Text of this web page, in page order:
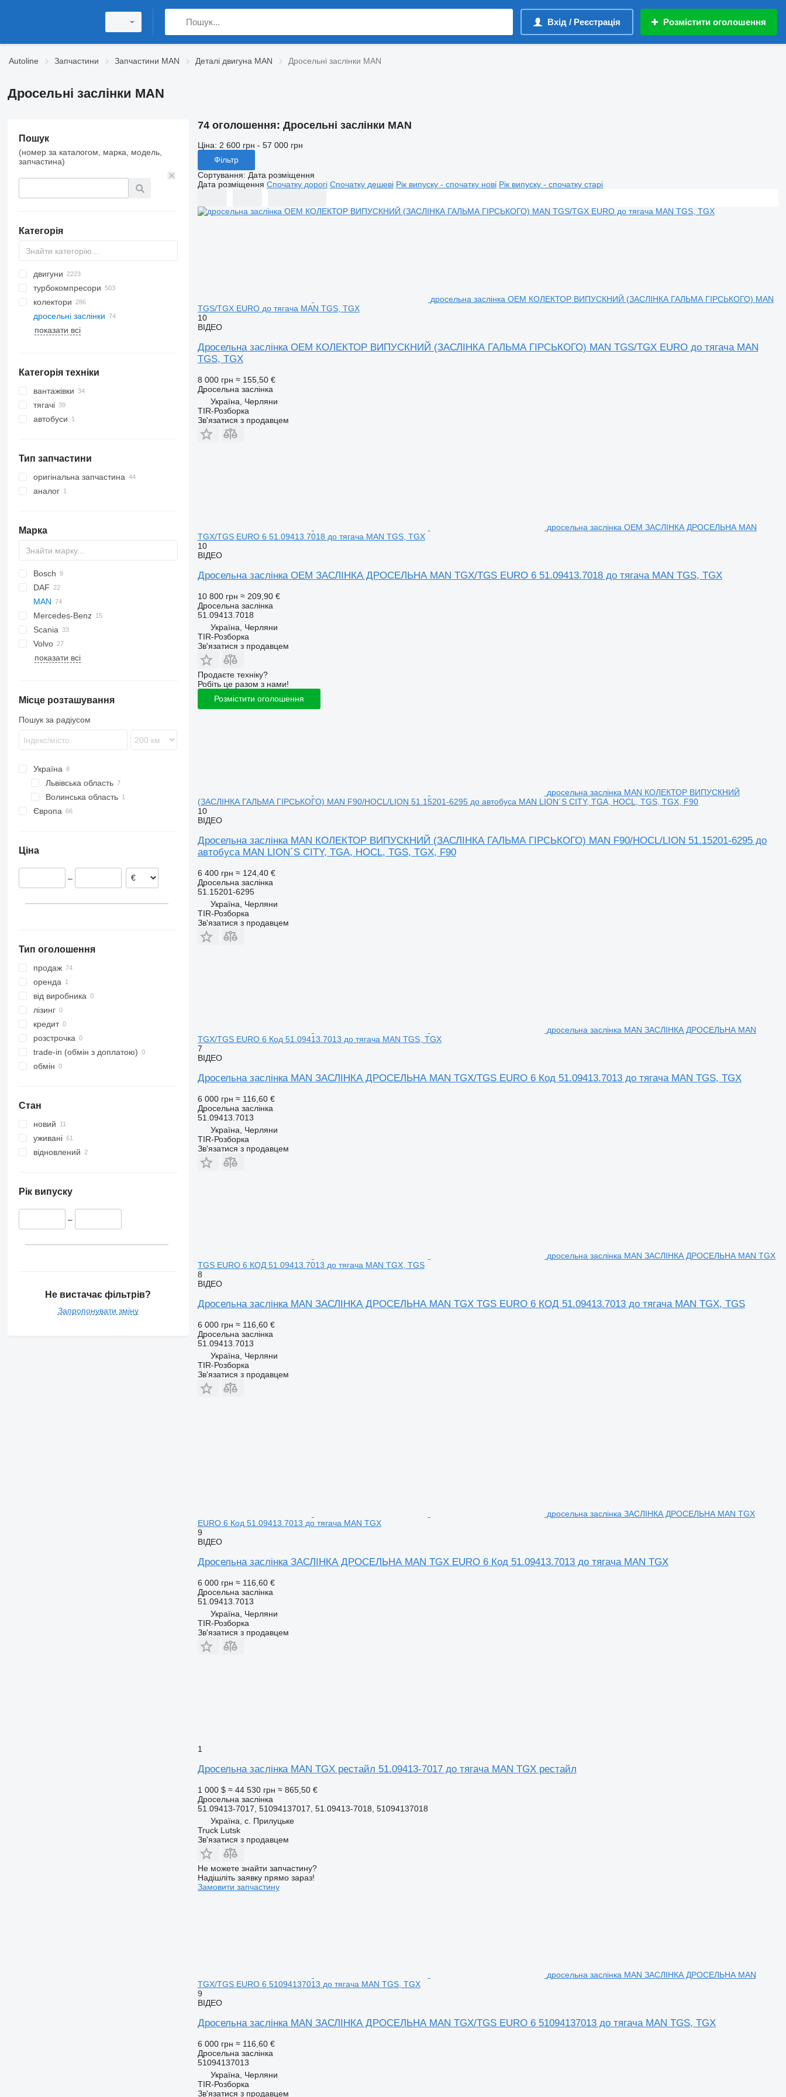
Вхід / Реєстрація Розмістити оголошення
Autoline Запчастини Запчастини MAN Деталі двигуна MAN Дросельні заслінки MAN
Дросельні заслінки MAN
Пошук
(номер за каталогом, марка, модель,
запчастина)
Категорія
двигуни
турбокомпресори
колектори
дросельні заслінки
показати всі
Категорія техніки
вантажівки
тягачі
автобуси
Тип запчастини
оригінальна запчастина
аналог
Марка
A-series
M-Series
Bosch
Jumper
Jumpy
DAF
CF
XD
XF
XG
Daily
EuroCargo
Stralis
MAN
F90
Lion's series
TGA
TGL
TGX
Mercedes-Benz
A-Class
Actros
Antos
Axor
Sprinter
L-series
Vectra
Vivaro
Premium
Scania
R-series
T-Roc
Tiguan
Volvo
B-series
FMX
Octavia
показати всі
Місце розташування
Пошук за радіусом
Україна
Львівська область
Черляни
Волинська область
Європа
Польща
Литва
Ціна
–
Тип оголошення
продаж
оренда
від виробника
лізинг
кредит
розстрочка
trade-in (обмін з доплатою)
обмін
Стан
новий
уживані
відновлений
Рік випуску
–
Не вистачає фільтрів?
Запропонувати зміну
74 оголошення: Дросельні заслінки MAN
Ціна: 2 600 грн - 57 000 грн
Фільтр
Сортування: Дата розміщення
Дата розміщення Спочатку дорогі Спочатку дешеві Рік випуску - спочатку нові Рік випуску - спочатку старі
дросельна заслінка OEM КОЛЕКТОР ВИПУСКНИЙ (ЗАСЛІНКА ГАЛЬМА ГІРСЬКОГО) MAN
TGS/TGX EURO до тягача MAN TGS, TGX
10
ВІДЕО
Дросельна заслінка OEM КОЛЕКТОР ВИПУСКНИЙ (ЗАСЛІНКА ГАЛЬМА ГІРСЬКОГО) MAN TGS/TGX EURO до тягача MAN
TGS, TGX
8 000 грн ≈ 155,50 €
Дросельна заслінка
Україна, Черляни
TIR-Розборка
Зв'язатися з продавцем
дросельна заслінка OEM ЗАСЛІНКА ДРОСЕЛЬНА MAN
TGX/TGS EURO 6 51.09413.7018 до тягача MAN TGS, TGX
10
ВІДЕО
Дросельна заслінка OEM ЗАСЛІНКА ДРОСЕЛЬНА MAN TGX/TGS EURO 6 51.09413.7018 до тягача MAN TGS, TGX
10 800 грн ≈ 209,90 €
Дросельна заслінка
51.09413.7018
Україна, Черляни
TIR-Розборка
Зв'язатися з продавцем
Продаєте техніку?
Робіть це разом з нами!
Розмістити оголошення
дросельна заслінка MAN КОЛЕКТОР ВИПУСКНИЙ
(ЗАСЛІНКА ГАЛЬМА ГІРСЬКОГО) MAN F90/HOCL/LION 51.15201-6295 до автобуса MAN LION´S CITY, TGA, HOCL, TGS, TGX, F90
10
ВІДЕО
Дросельна заслінка MAN КОЛЕКТОР ВИПУСКНИЙ (ЗАСЛІНКА ГАЛЬМА ГІРСЬКОГО) MAN F90/HOCL/LION 51.15201-6295 до
автобуса MAN LION´S CITY, TGA, HOCL, TGS, TGX, F90
6 400 грн ≈ 124,40 €
Дросельна заслінка
51.15201-6295
Україна, Черляни
TIR-Розборка
Зв'язатися з продавцем
дросельна заслінка MAN ЗАСЛІНКА ДРОСЕЛЬНА MAN
TGX/TGS EURO 6 Код 51.09413.7013 до тягача MAN TGS, TGX
7
ВІДЕО
Дросельна заслінка MAN ЗАСЛІНКА ДРОСЕЛЬНА MAN TGX/TGS EURO 6 Код 51.09413.7013 до тягача MAN TGS, TGX
6 000 грн ≈ 116,60 €
Дросельна заслінка
51.09413.7013
Україна, Черляни
TIR-Розборка
Зв'язатися з продавцем
дросельна заслінка MAN ЗАСЛІНКА ДРОСЕЛЬНА MAN TGX
TGS EURO 6 КОД 51.09413.7013 до тягача MAN TGX, TGS
8
ВІДЕО
Дросельна заслінка MAN ЗАСЛІНКА ДРОСЕЛЬНА MAN TGX TGS EURO 6 КОД 51.09413.7013 до тягача MAN TGX, TGS
6 000 грн ≈ 116,60 €
Дросельна заслінка
51.09413.7013
Україна, Черляни
TIR-Розборка
Зв'язатися з продавцем
дросельна заслінка ЗАСЛІНКА ДРОСЕЛЬНА MAN TGX
EURO 6 Код 51.09413.7013 до тягача MAN TGX
9
ВІДЕО
Дросельна заслінка ЗАСЛІНКА ДРОСЕЛЬНА MAN TGX EURO 6 Код 51.09413.7013 до тягача MAN TGX
6 000 грн ≈ 116,60 €
Дросельна заслінка
51.09413.7013
Україна, Черляни
TIR-Розборка
Зв'язатися з продавцем
1
Дросельна заслінка MAN TGX рестайл 51.09413-7017 до тягача MAN TGX рестайл
1 000 $ ≈ 44 530 грн ≈ 865,50 €
Дросельна заслінка
51.09413-7017, 51094137017, 51.09413-7018, 51094137018
Україна, с. Прилуцьке
Truck Lutsk
Зв'язатися з продавцем
Не можете знайти запчастину?
Надішліть заявку прямо зараз!
Замовити запчастину
дросельна заслінка MAN ЗАСЛІНКА ДРОСЕЛЬНА MAN
TGX/TGS EURO 6 51094137013 до тягача MAN TGS, TGX
9
ВІДЕО
Дросельна заслінка MAN ЗАСЛІНКА ДРОСЕЛЬНА MAN TGX/TGS EURO 6 51094137013 до тягача MAN TGS, TGX
6 000 грн ≈ 116,60 €
Дросельна заслінка
51094137013
Україна, Черляни
TIR-Розборка
Зв'язатися з продавцем